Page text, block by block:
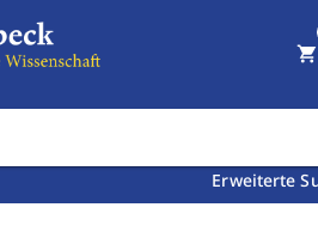
Erweiterte
shopping_cart